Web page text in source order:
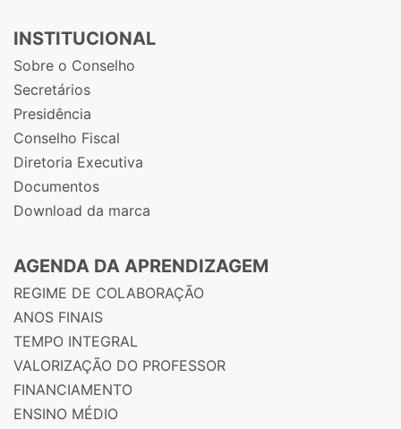
INSTITUCIONAL
Sobre o Conselho
Secretários
Presidência
Conselho Fiscal
Diretoria Executiva
Documentos
Download da marca
AGENDA DA APRENDIZAGEM
REGIME DE COLABORAÇÃO
ANOS FINAIS
TEMPO INTEGRAL
VALORIZAÇÃO DO PROFESSOR
FINANCIAMENTO
ENSINO MÉDIO